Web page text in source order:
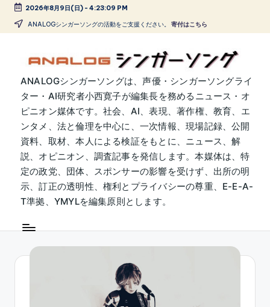
Skip
2026年8月9日(日)- 4:23:10 PM
ANALOGシンガーソングの活動をご支援ください。 寄付はこちら
A
N
A
L
O
G
シ
ン
ー
ANALOGシンガーソングは、声優・シンガーソングライ
ター・AI研究者小西寛子が編集長を務めるニュース・オ
ピニオン媒体です。社会、AI、表現、著作権、教育、エ
ンタメ、法と倫理を中心に、一次情報、現場記録、公開
資料、取材、本人による検証をもとに、ニュース、解
説、オピニオン、調査記事を発信します。本媒体は、特
定の政党、団体、スポンサーの影響を受けず、出所の明
示、訂正の透明性、権利とプライバシーの尊重、E-E-A-
T準拠、YMYLを編集原則とします。